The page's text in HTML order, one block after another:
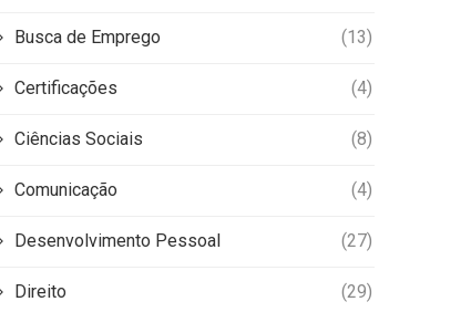
Busca de Emprego (13)
Certificações (4)
Ciências Sociais (8)
Comunicação (4)
Desenvolvimento Pessoal (27)
Direito (29)